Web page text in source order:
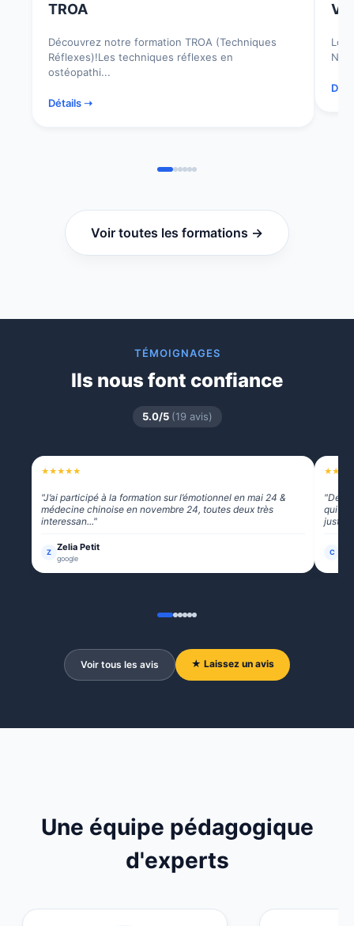
TROA
Découvrez notre formation TROA (Techniques
Réflexes)!Les techniques réflexes en
ostéopathi...
Détails ➝
Voir toutes les formations →
TÉMOIGNAGES
Ils nous font confiance
5.0/5 (19 avis)
★★★★★
"J’ai participé à la formation sur l’émotionnel en mai 24 &
médecine chinoise en novembre 24, toutes deux très
interessan..."
Z Zelia Petit
google
★★
"Des
qui
juste
C
Voir tous les avis ★ Laissez un avis
Une équipe pédagogique
d'experts